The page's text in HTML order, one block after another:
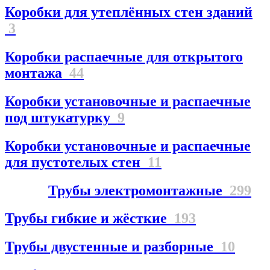
Коробки для утеплённых стен зданий
3
Коробки распаечные для открытого
монтажа 44
Коробки установочные и распаечные
под штукатурку 9
Коробки установочные и распаечные
для пустотелых стен 11
Трубы электромонтажные 299
Трубы гибкие и жёсткие 193
Трубы двустенные и разборные 10